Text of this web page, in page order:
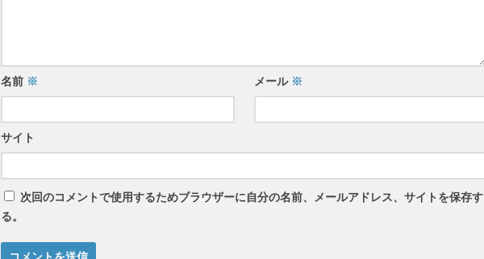
名前 ※ メール ※
サイト
次回のコメントで使用するためブラウザーに自分の名前、メールアドレス、サイトを保存す
る。